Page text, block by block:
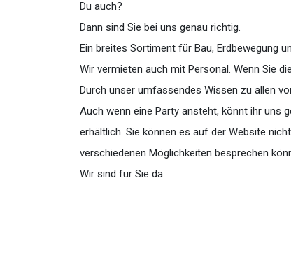
Du auch?
Dann sind Sie bei uns genau richtig.
Ein breites Sortiment für Bau, Erdbewegung
Wir vermieten auch mit Personal. Wenn Sie
Durch unser umfassendes Wissen zu allen
Auch wenn eine Party ansteht, könnt ihr uns
erhältlich. Sie können es auf der Website
verschiedenen Möglichkeiten besprechen
Wir sind für Sie da.